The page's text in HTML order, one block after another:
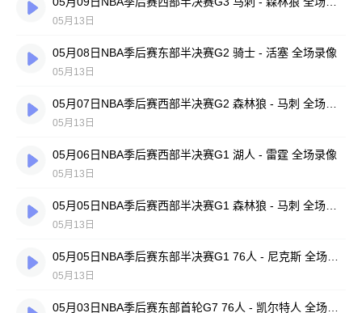
05月13日
05月08日NBA季后赛东部半决赛G2 骑士 - 活塞 全场录像
05月13日
05月13日
05月06日NBA季后赛西部半决赛G1 湖人 - 雷霆 全场录像
05月13日
05月13日
05月13日